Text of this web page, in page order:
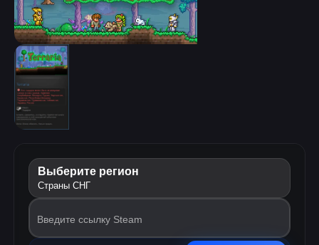
Выберите регион
Страны СНГ
Введите ссылку Steam